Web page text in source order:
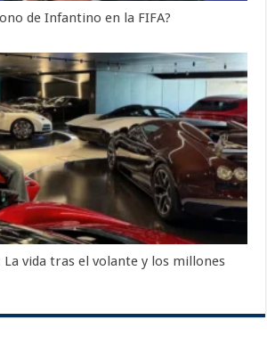
de Infantino en la FIFA?
vida tras el volante y los millones